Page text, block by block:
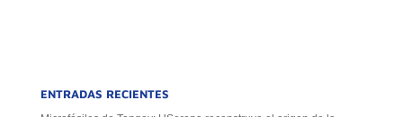
ENTRADAS RECIENTES